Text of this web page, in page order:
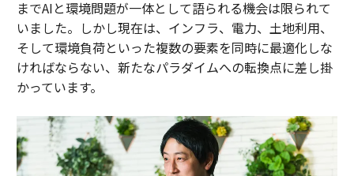
までAIと環境問題が一体として語られる機会は限られて
いました。しかし現在は、インフラ、電力、土地利用、
そして環境負荷といった複数の要素を同時に最適化しな
ければならない、新たなパラダイムへの転換点に差し掛
かっています。